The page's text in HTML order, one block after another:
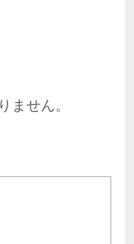
ません。